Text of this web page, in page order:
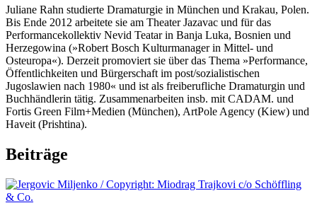
Juliane Rahn studierte Dramaturgie in München und Krakau, Polen.
Bis Ende 2012 arbeitete sie am Theater Jazavac und für das
Performancekollektiv Nevid Teatar in Banja Luka, Bosnien und
Herzegowina (»Robert Bosch Kulturmanager in Mittel- und
Osteuropa«). Derzeit promoviert sie über das Thema »Performance,
Öffentlichkeiten und Bürgerschaft im post/sozialistischen
Jugoslawien nach 1980« und ist als freiberufliche Dramaturgin und
Buchhändlerin tätig. Zusammenarbeiten insb. mit CADAM. und
Fortis Green Film+Medien (München), ArtPole Agency (Kiew) und
Haveit (Prishtina).
Beiträge